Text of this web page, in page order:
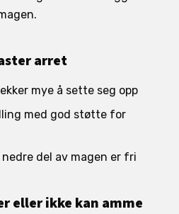
arret
mye å sette seg opp
med god støtte for
del av magen er fri
eller ikke kan amme